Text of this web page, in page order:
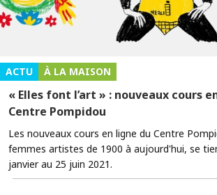
ACTU À LA MAISON
« Elles font l’art » : nouveaux cours
Centre Pompidou
Les nouveaux cours en ligne du Centre
femmes artistes de 1900 à aujourd'hui, se
janvier au 25 juin 2021.